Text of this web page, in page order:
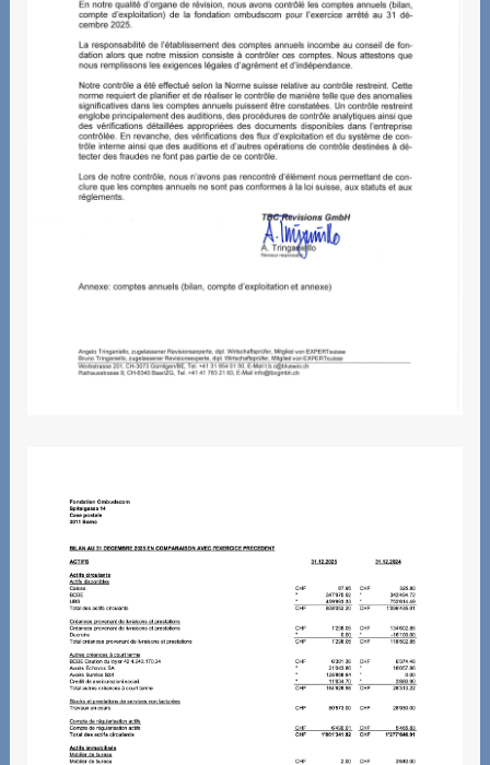
rapport de révision
Rapports précédents
Informations sur les
services à valeur ajoutée
Informations sur les
services de
télécommunication
Informations sur les frais,
facturation et le
Eclairage